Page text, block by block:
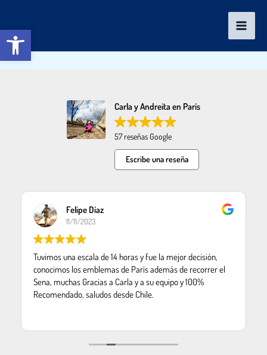
Abrir barra de herramientas
contenido
Carla y Andreita en París
57 reseñas Google
Escribe una reseña
Felipe Díaz
11/11/2023
Tuvimos una escala de 14 horas y fue la mejor decisión,
conocimos los emblemas de París además de recorrer el
Sena, muchas Gracias a Carla y a su equipo y 100%
Recomendado, saludos desde Chile.